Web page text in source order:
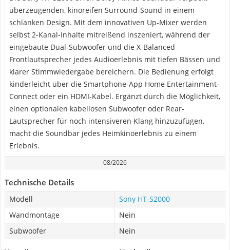
überzeugenden, kinoreifen Surround-Sound in einem
schlanken Design. Mit dem innovativen Up-Mixer werden
selbst 2-Kanal-Inhalte mitreißend inszeniert, während der
eingebaute Dual-Subwoofer und die X-Balanced-
Frontlautsprecher jedes Audioerlebnis mit tiefen Bässen und
klarer Stimmwiedergabe bereichern. Die Bedienung erfolgt
kinderleicht über die Smartphone-App Home Entertainment-
Connect oder ein HDMI-Kabel. Ergänzt durch die Möglichkeit,
einen optionalen kabellosen Subwoofer oder Rear-
Lautsprecher für noch intensiveren Klang hinzuzufügen,
macht die Soundbar jedes Heimkinoerlebnis zu einem
Erlebnis.
08/2026
Technische Details
Modell
Sony HT-S2000
Wandmontage
Nein
Subwoofer
Nein